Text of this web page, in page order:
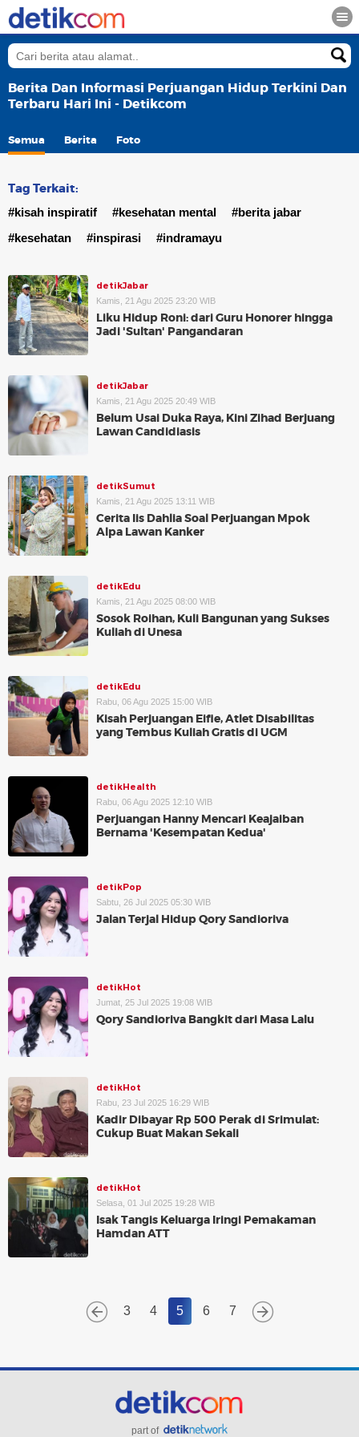
Berita Dan Informasi Perjuangan Hidup Terkini Dan
Terbaru Hari Ini - Detikcom
Semua Berita Foto
Tag Terkait:
#kisah inspiratif #kesehatan mental
#berita jabar
#kesehatan
#inspirasi #indramayu
detikJabar
Kamis, 21 Agu 2025 23:20 WIB
Liku Hidup Roni: dari Guru Honorer hingga
Jadi 'Sultan' Pangandaran
detikJabar
Kamis, 21 Agu 2025 20:49 WIB
Belum Usai Duka Raya, Kini Zihad Berjuang
Lawan Candidiasis
detikSumut
Kamis, 21 Agu 2025 13:11 WIB
Cerita Iis Dahlia Soal Perjuangan Mpok
Alpa Lawan Kanker
detikEdu
Kamis, 21 Agu 2025 08:00 WIB
Sosok Roihan, Kuli Bangunan yang Sukses
Kuliah di Unesa
detikEdu
Rabu, 06 Agu 2025 15:00 WIB
Kisah Perjuangan Eifie, Atlet Disabilitas
yang Tembus Kuliah Gratis di UGM
detikHealth
Rabu, 06 Agu 2025 12:10 WIB
Perjuangan Hanny Mencari Keajaiban
Bernama 'Kesempatan Kedua'
detikPop
Sabtu, 26 Jul 2025 05:30 WIB
Jalan Terjal Hidup Qory Sandioriva
detikHot
Jumat, 25 Jul 2025 19:08 WIB
Qory Sandioriva Bangkit dari Masa Lalu
detikHot
Rabu, 23 Jul 2025 16:29 WIB
Kadir Dibayar Rp 500 Perak di Srimulat:
Cukup Buat Makan Sekali
detikHot
Selasa, 01 Jul 2025 19:28 WIB
Isak Tangis Keluarga Iringi Pemakaman
Hamdan ATT
3 4 5 6 7
part of